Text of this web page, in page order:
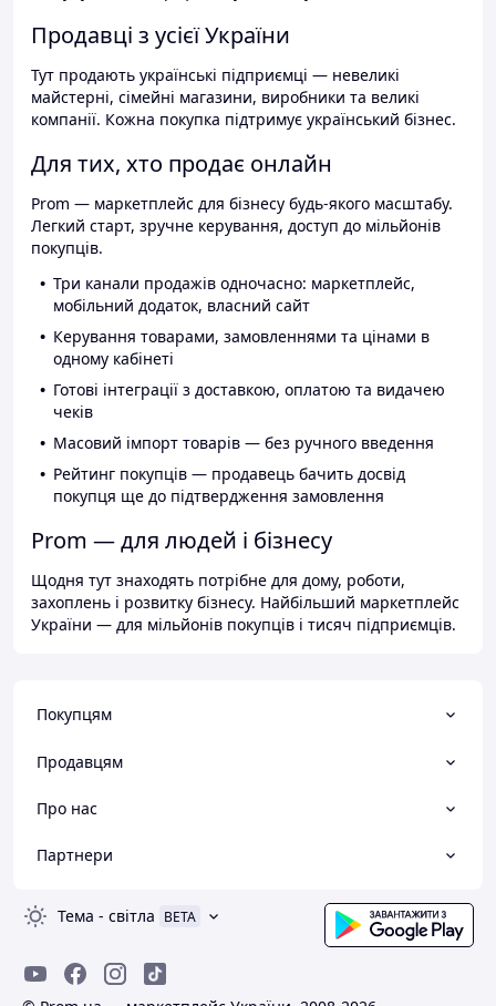
Продавці з усієї України
Тут продають українські підприємці — невеликі
майстерні, сімейні магазини, виробники та великі
компанії. Кожна покупка підтримує український бізнес.
Для тих, хто продає онлайн
Prom — маркетплейс для бізнесу будь-якого масштабу.
Легкий старт, зручне керування, доступ до мільйонів
покупців.
Три канали продажів одночасно: маркетплейс,
мобільний додаток, власний сайт
Керування товарами, замовленнями та цінами в
одному кабінеті
Готові інтеграції з доставкою, оплатою та видачею
чеків
Масовий імпорт товарів — без ручного введення
Рейтинг покупців — продавець бачить досвід
покупця ще до підтвердження замовлення
Prom — для людей і бізнесу
Щодня тут знаходять потрібне для дому, роботи,
захоплень і розвитку бізнесу. Найбільший маркетплейс
України — для мільйонів покупців і тисяч підприємців.
Покупцям
Продавцям
Про нас
Партнери
Тема - світла BETA